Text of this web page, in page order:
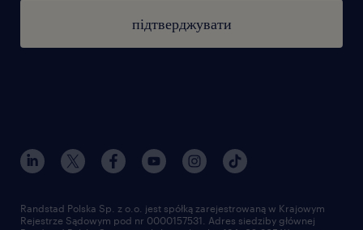
підтверджувати
Randstad Polska Sp. z o.o. jest spółką zarejestrowaną w Krajowym
Rejestrze Sądowym pod nr 0000157531. Adres siedziby głównej